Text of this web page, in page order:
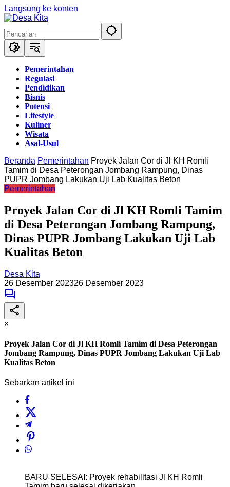
Langsung ke konten
Pemerintahan
Regulasi
Pendidikan
Bisnis
Potensi
Lifestyle
Kuliner
Wisata
Asal-Usul
Beranda Pemerintahan Proyek Jalan Cor di Jl KH Romli
Tamim di Desa Peterongan Jombang Rampung, Dinas
PUPR Jombang Lakukan Uji Lab Kualitas Beton
Pemerintahan
Proyek Jalan Cor di Jl KH Romli Tamim
di Desa Peterongan Jombang Rampung,
Dinas PUPR Jombang Lakukan Uji Lab
Kualitas Beton
Desa Kita
26 Desember 202326 Desember 2023
×
Proyek Jalan Cor di Jl KH Romli Tamim di Desa Peterongan
Jombang Rampung, Dinas PUPR Jombang Lakukan Uji Lab
Kualitas Beton
Sebarkan artikel ini
BARU SELESAI: Proyek rehabilitasi Jl KH Romli